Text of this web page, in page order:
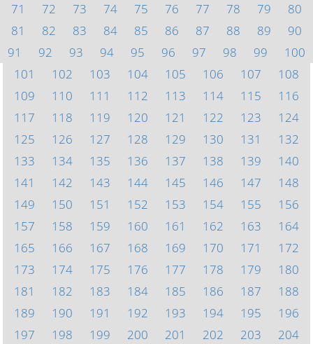
71
72 73 74 75 76 77 78 79
80
81
82 83 84 85 86 87 88 89
90
91
92 93 94 95 96 97 98 99
100
101
102 103 104 105 106 107
108
109
110 111 112 113 114 115
116
117
118 119 120 121 122 123
124
125
126 127 128 129 130 131
132
133
134 135 136 137 138 139
140
141
142 143 144 145 146 147
148
149
150 151 152 153 154 155
156
157
158 159 160 161 162 163
164
165
166 167 168 169 170 171
172
173
174 175 176 177 178 179
180
181
182 183 184 185 186 187
188
189
190 191 192 193 194 195
196
197
198 199 200 201 202 203
204